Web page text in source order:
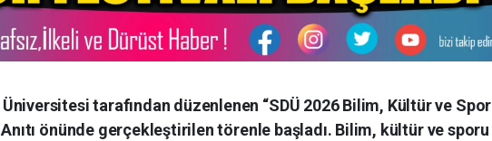
tarafından düzenlenen “SDÜ 2026 Bilim, Kültür ve Spor
önünde gerçekleştirilen törenle başladı. Bilim, kültür ve sporu